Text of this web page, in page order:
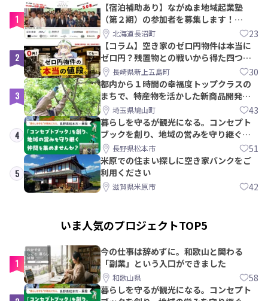
1
【宿泊補助あり】ながぬま地域起業塾
（第２期）の参加者を募集します！
【8/21〆】
北海道長沼町 23
2
【コラム】空き家のゼロ円物件は本当に
ゼロ円？残置物との戦いから得た四つの
教訓｜新上五島町
長崎県新上五島町 30
3
都内から１時間の幸福度トップクラスの
まちで、特産物を活かした新商品開発＆
PRメンバー募集！
埼玉県鳩山町 43
4
暮らしを守るが観光になる。コンセプト
ブックを創り、地域の営みを守り継ぐ仲
間を集めませんか？
長野県松本市 51
5
米原での住まい探しに空き家バンクをご
利用ください
滋賀県米原市 42
いま人気のプロジェクトTOP5
1
今の仕事は辞めずに。和歌山と関わる
「副業」という入口ができました
和歌山県 58
暮らしを守るが観光になる。コンセプト